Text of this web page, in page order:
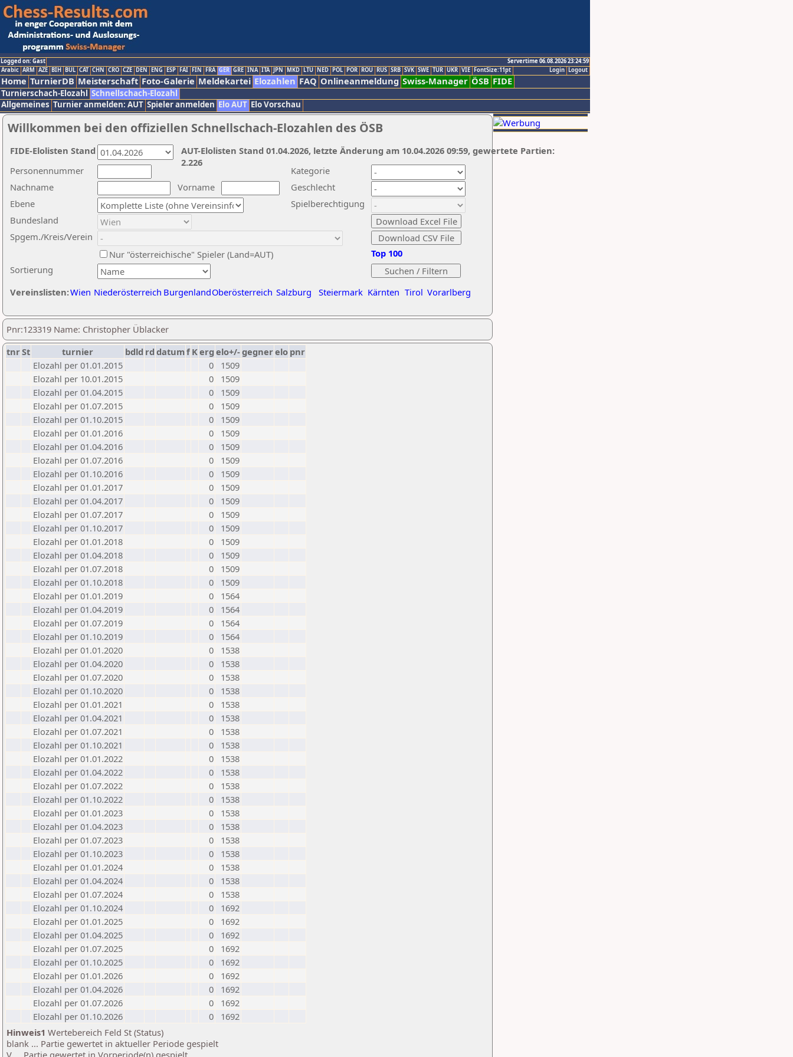
Logged on: Gast
Servertime 06.08.2026 23:24:59
Logout
Login
Arabic ARM AZE BIH BUL CAT CHN CRO CZE DEN ENG ESP FAI FIN FRA GER GRE INA ITA JPN MKD LTU NED POL POR ROU RUS SRB SVK SWE TUR UKR VIE FontSize:11pt
Home TurnierDB Meisterschaft Foto-Galerie Meldekartei Elozahlen FAQ Onlineanmeldung Swiss-Manager ÖSB FIDE
Turnierschach-Elozahl Schnellschach-Elozahl
Allgemeines Turnier anmelden: AUT Spieler anmelden Elo AUT Elo Vorschau
Willkommen bei den offiziellen Schnellschach-Elozahlen des ÖSB
Nachname
Vorname
Ebene
Kategorie
Sortierung
Personennummer
Bundesland
Spgem./Kreis/Verein
Geschlecht
Nur "österreichische" Spieler (Land=AUT)
Spielberechtigung
Vereinslisten:Wien Niederösterreich BurgenlandOberösterreich Salzburg Steiermark Kärnten Tirol Vorarlberg
Top 100
AUT-Elolisten Stand 01.04.2026, letzte Änderung am 10.04.2026 09:59, gewertete Partien:
2.226
FIDE-Elolisten Stand
Pnr:123319 Name: Christopher Üblacker
tnrSt turnier bdld rd datumf Kerg elo+/-gegnerelo pnr
Elozahl per 01.01.2015
0
1509
Elozahl per 10.01.2015
0
1509
Elozahl per 01.04.2015
0
1509
Elozahl per 01.07.2015
0
1509
Elozahl per 01.10.2015
0
1509
Elozahl per 01.01.2016
0
1509
Elozahl per 01.04.2016
0
1509
Elozahl per 01.07.2016
0
1509
Elozahl per 01.10.2016
0
1509
Elozahl per 01.01.2017
0
1509
Elozahl per 01.04.2017
0
1509
Elozahl per 01.07.2017
0
1509
Elozahl per 01.10.2017
0
1509
Elozahl per 01.01.2018
0
1509
Elozahl per 01.04.2018
0
1509
Elozahl per 01.07.2018
0
1509
Elozahl per 01.10.2018
0
1509
Elozahl per 01.01.2019
0
1564
Elozahl per 01.04.2019
0
1564
Elozahl per 01.07.2019
0
1564
Elozahl per 01.10.2019
0
1564
Elozahl per 01.01.2020
0
1538
Elozahl per 01.04.2020
0
1538
Elozahl per 01.07.2020
0
1538
Elozahl per 01.10.2020
0
1538
Elozahl per 01.01.2021
0
1538
Elozahl per 01.04.2021
0
1538
Elozahl per 01.07.2021
0
1538
Elozahl per 01.10.2021
0
1538
Elozahl per 01.01.2022
0
1538
Elozahl per 01.04.2022
0
1538
Elozahl per 01.07.2022
0
1538
Elozahl per 01.10.2022
0
1538
Elozahl per 01.01.2023
0
1538
Elozahl per 01.04.2023
0
1538
Elozahl per 01.07.2023
0
1538
Elozahl per 01.10.2023
0
1538
Elozahl per 01.01.2024
0
1538
Elozahl per 01.04.2024
0
1538
Elozahl per 01.07.2024
0
1538
Elozahl per 01.10.2024
0
1692
Elozahl per 01.01.2025
0
1692
Elozahl per 01.04.2025
0
1692
Elozahl per 01.07.2025
0
1692
Elozahl per 01.10.2025
0
1692
Elozahl per 01.01.2026
0
1692
Elozahl per 01.04.2026
0
1692
Elozahl per 01.07.2026
0
1692
Elozahl per 01.10.2026
0
1692
Hinweis1 Wertebereich Feld St (Status)
blank ... Partie gewertet in aktueller Periode gespielt
V ... Partie gewertet in Vorperiode(n) gespielt